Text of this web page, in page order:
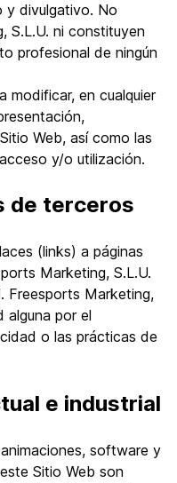
y divulgativo. No
S.L.U. ni constituyen
profesional de ningún
modificar, en cualquier
Web, así como las
y/o utilización.
de terceros
(links) a páginas
Marketing, S.L.U.
Freesports Marketing,
alguna por el
o las prácticas de
e industrial
software y
Sitio Web son